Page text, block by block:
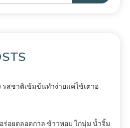
รสชาติเข้มข้นทำง่ายแค่ใช้เตาอ
ร่อยตลอดกาล ข้าวหอม ไก่นุ่ม น้ำจิ้ม